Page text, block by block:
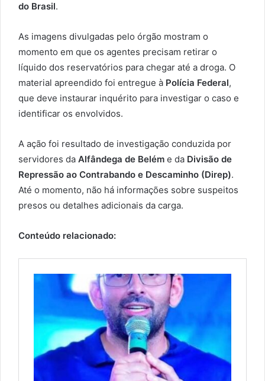
do Brasil.
As imagens divulgadas pelo órgão mostram o
momento em que os agentes precisam retirar o
líquido dos reservatórios para chegar até a droga. O
material apreendido foi entregue à Polícia Federal,
que deve instaurar inquérito para investigar o caso e
identificar os envolvidos.
A ação foi resultado de investigação conduzida por
servidores da Alfândega de Belém e da Divisão de
Repressão ao Contrabando e Descaminho (Direp).
Até o momento, não há informações sobre suspeitos
presos ou detalhes adicionais da carga.
Conteúdo relacionado: